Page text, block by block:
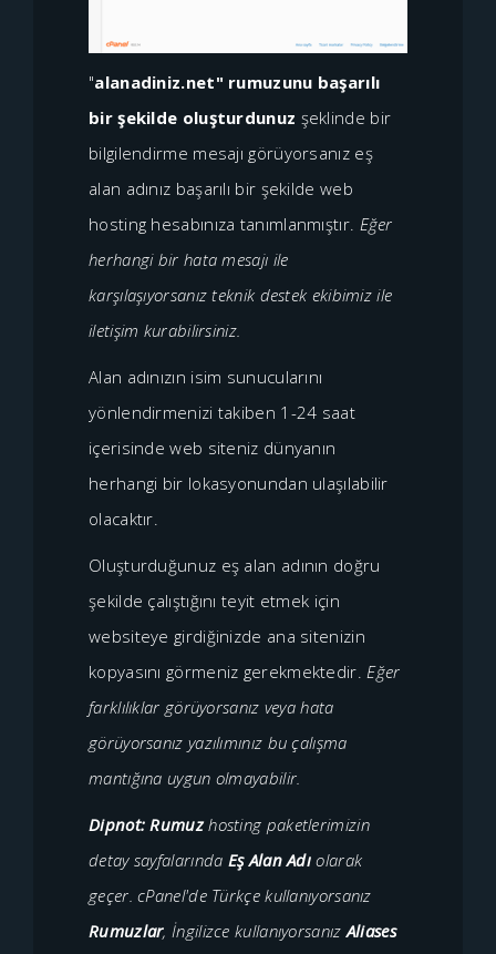
"alanadiniz.net" rumuzunu başarılı
bir şekilde oluşturdunuz şeklinde bir
bilgilendirme mesajı görüyorsanız eş
alan adınız başarılı bir şekilde web
hosting hesabınıza tanımlanmıştır. Eğer
herhangi bir hata mesajı ile
karşılaşıyorsanız teknik destek ekibimiz ile
iletişim kurabilirsiniz.
Alan adınızın isim sunucularını
yönlendirmenizi takiben 1-24 saat
içerisinde web siteniz dünyanın
herhangi bir lokasyonundan ulaşılabilir
olacaktır.
Oluşturduğunuz eş alan adının doğru
şekilde çalıştığını teyit etmek için
websiteye girdiğinizde ana sitenizin
kopyasını görmeniz gerekmektedir.Eğer
farklılıklar görüyorsanız veya hata
görüyorsanız yazılımınız bu çalışma
mantığına uygun olmayabilir.
Dipnot: Rumuzhosting paketlerimizin
detay sayfalarında Eş Alan Adıolarak
geçer. cPanel'de Türkçe kullanıyorsanız
Rumuzlar, İngilizce kullanıyorsanızAliases